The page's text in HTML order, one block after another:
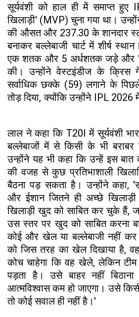
सूर्यवंशी को हाल ही में समाप्त हुए
खिलाड़ी' (MVP) चुना गया था।
की औसत और 237.30 के शानदार
बनाकर बल्लेबाजी चार्ट में शीर्ष
एक शतक और 5 अर्धशतक जड़े और
की। उन्होंने वेस्टइंडीज के
सर्वाधिक छक्के (59) लगाने के
तोड़ दिया, क्योंकि उन्होंने IPL
लाल ने कहा कि T20I में सूर्यवंशी
बल्लेबाजों में से किसी के भी बराबर
उन्होंने यह भी कहा कि उन्हें इस बात
की वजह से कुछ प्रतिभाशाली
बैठना पड़ सकता है। उन्होंने कहा,
और ईशान जितने ही अच्छे
खिलाड़ी खुद को साबित कर चुके हैं,
उस स्तर पर खुद को साबित करना
कोई और खेल या बल्लेबाजी नहीं
को जिस तरह का खेल दिखाया है,
कोच चाहेगा कि वह खेले, लेकिन
पड़ता है। उसे बाहर नहीं बिठाना
आत्मविश्वास कम हो जाएगा। उसे
तो कोई सवाल ही नहीं है।'